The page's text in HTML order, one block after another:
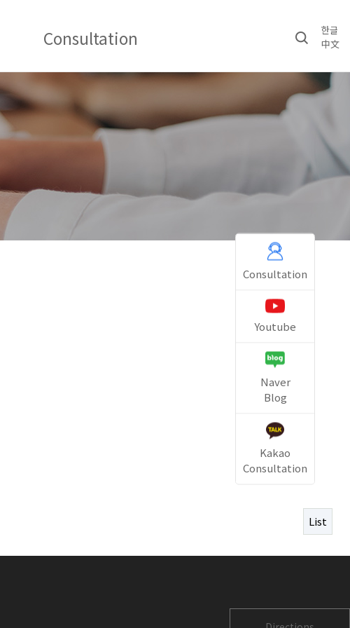
Consultation
한글
中文
List
Consultation
Youtube
Naver
Blog
Kakao
Consultation